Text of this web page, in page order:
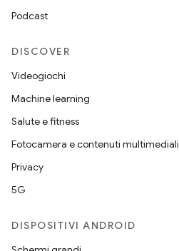
Podcast
DISCOVER
Videogiochi
Machine learning
Salute e fitness
Fotocamera e contenuti multimediali
Privacy
5G
DISPOSITIVI ANDROID